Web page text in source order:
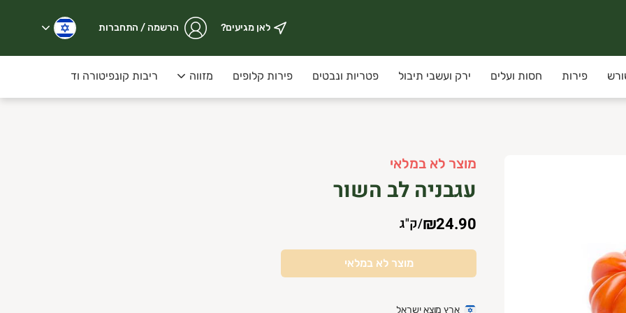
לאן מגיעים? הרשמה / התחברות
פירות חסות ועלים ירק ועשבי תיבול פטריות ונבטים פירות קלופים מזווה ריבות קונפיטורה ודבש על המדף
מוצר לא במלאי
עגבניה לב השור
₪24.90
/ק"ג
מוצר לא במלאי
ארץ מוצא ישראל